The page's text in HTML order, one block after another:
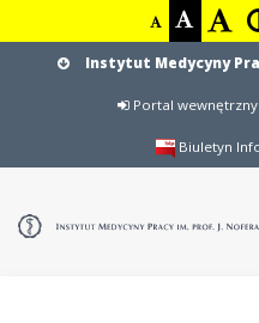
Instytut Medycyny
Portal wewnętrzny
Biuletyn